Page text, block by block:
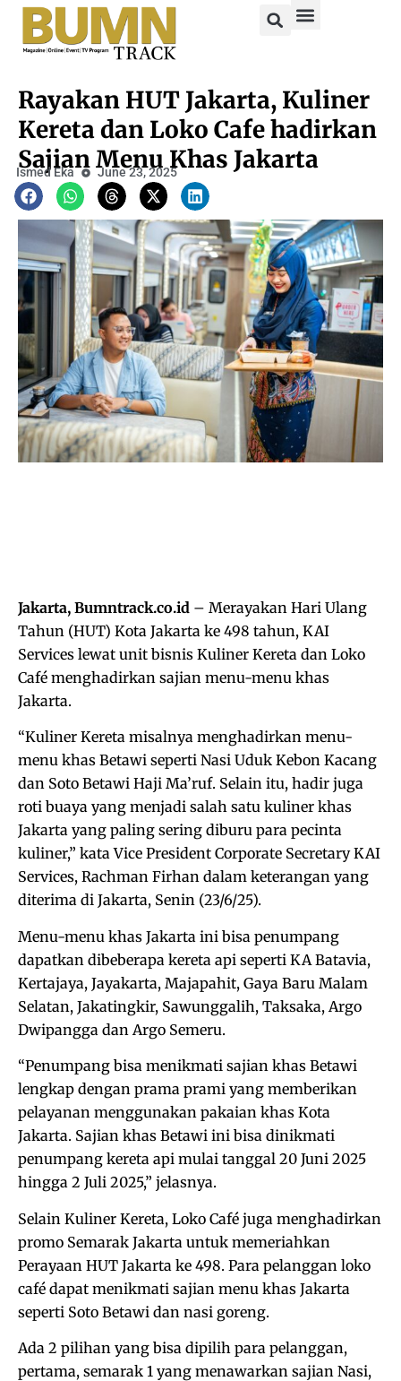
Rayakan HUT Jakarta, Kuliner
Kereta dan Loko Cafe hadirkan
Sajian Menu Khas Jakarta
Ismed Eka June 23, 2025
Jakarta, Bumntrack.co.id – Merayakan Hari Ulang
Tahun (HUT) Kota Jakarta ke 498 tahun, KAI
Services lewat unit bisnis Kuliner Kereta dan Loko
Café menghadirkan sajian menu-menu khas
Jakarta.
“Kuliner Kereta misalnya menghadirkan menu-
menu khas Betawi seperti Nasi Uduk Kebon Kacang
dan Soto Betawi Haji Ma’ruf. Selain itu, hadir juga
roti buaya yang menjadi salah satu kuliner khas
Jakarta yang paling sering diburu para pecinta
kuliner,” kata Vice President Corporate Secretary KAI
Services, Rachman Firhan dalam keterangan yang
diterima di Jakarta, Senin (23/6/25).
Menu-menu khas Jakarta ini bisa penumpang
dapatkan dibeberapa kereta api seperti KA Batavia,
Kertajaya, Jayakarta, Majapahit, Gaya Baru Malam
Selatan, Jakatingkir, Sawunggalih, Taksaka, Argo
Dwipangga dan Argo Semeru.
“Penumpang bisa menikmati sajian khas Betawi
lengkap dengan prama prami yang memberikan
pelayanan menggunakan pakaian khas Kota
Jakarta. Sajian khas Betawi ini bisa dinikmati
penumpang kereta api mulai tanggal 20 Juni 2025
hingga 2 Juli 2025,” jelasnya.
Selain Kuliner Kereta, Loko Café juga menghadirkan
promo Semarak Jakarta untuk memeriahkan
Perayaan HUT Jakarta ke 498. Para pelanggan loko
café dapat menikmati sajian menu khas Jakarta
seperti Soto Betawi dan nasi goreng.
Ada 2 pilihan yang bisa dipilih para pelanggan,
pertama, semarak 1 yang menawarkan sajian Nasi,